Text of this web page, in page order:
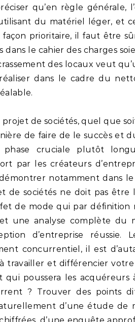
qu’en règle générale,
du matériel léger, et
façon prioritaire, il faut être
dans le cahier des charges
des locaux veut
dans le cadre du
de sociétés, quel que
de faire de le succès et
phase cruciale plutôt
par les créateurs
notamment dans
de sociétés ne doit pas
de mode qui par définition
une analyse complète du
d’entreprise
concurrentiel, il est
travailler et différencier
qui poussera les
? Trouver des points
d’une étude de